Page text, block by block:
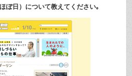
ぼ日）について教えてください｡